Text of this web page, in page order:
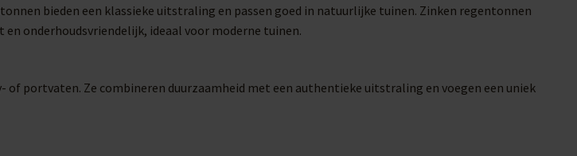
bieden een klassieke uitstraling en passen goed in natuurlijke tuinen. Zinken regentonnen
onderhoudsvriendelijk, ideaal voor moderne tuinen.
portvaten. Ze combineren duurzaamheid met een authentieke uitstraling en voegen een uniek